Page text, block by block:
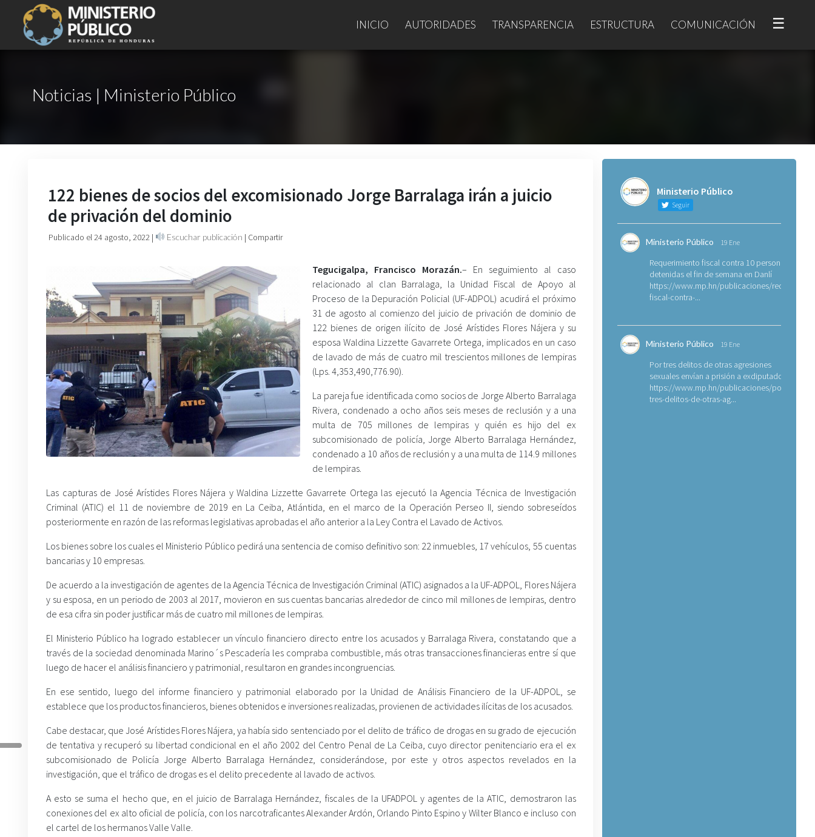
INICIO AUTORIDADES TRANSPARENCIA ESTRUCTURA COMUNICACIÓN ☰
Noticias | Ministerio Público
122 bienes de socios del excomisionado Jorge Barralaga irán a juicio
de privación del dominio
Publicado el 24 agosto, 2022 | Escuchar publicación | Compartir
Tegucigalpa, Francisco Morazán.– En seguimiento al caso
relacionado al clan Barralaga, la Unidad Fiscal de Apoyo al
Proceso de la Depuración Policial (UF-ADPOL) acudirá el próximo
31 de agosto al comienzo del juicio de privación de dominio de
122 bienes de origen ilícito de José Arístides Flores Nájera y su
esposa Waldina Lizzette Gavarrete Ortega, implicados en un caso
de lavado de más de cuatro mil trescientos millones de lempiras
(Lps. 4,353,490,776.90).
La pareja fue identificada como socios de Jorge Alberto Barralaga
Rivera, condenado a ocho años seis meses de reclusión y a una
multa de 705 millones de lempiras y quién es hijo del ex
subcomisionado de policía, Jorge Alberto Barralaga Hernández,
condenado a 10 años de reclusión y a una multa de 114.9 millones
de lempiras.
Las capturas de José Arístides Flores Nájera y Waldina Lizzette Gavarrete Ortega las ejecutó la Agencia Técnica de Investigación
Criminal (ATIC) el 11 de noviembre de 2019 en La Ceiba, Atlántida, en el marco de la Operación Perseo II, siendo sobreseídos
posteriormente en razón de las reformas legislativas aprobadas el año anterior a la Ley Contra el Lavado de Activos.
Los bienes sobre los cuales el Ministerio Público pedirá una sentencia de comiso definitivo son: 22 inmuebles, 17 vehículos, 55 cuentas
bancarias y 10 empresas.
De acuerdo a la investigación de agentes de la Agencia Técnica de Investigación Criminal (ATIC) asignados a la UF-ADPOL, Flores Nájera
y su esposa, en un periodo de 2003 al 2017, movieron en sus cuentas bancarias alrededor de cinco mil millones de lempiras, dentro
de esa cifra sin poder justificar más de cuatro mil millones de lempiras.
El Ministerio Público ha logrado establecer un vínculo financiero directo entre los acusados y Barralaga Rivera, constatando que a
través de la sociedad denominada Marino´s Pescadería les compraba combustible, más otras transacciones financieras entre sí que
luego de hacer el análisis financiero y patrimonial, resultaron en grandes incongruencias.
En ese sentido, luego del informe financiero y patrimonial elaborado por la Unidad de Análisis Financiero de la UF-ADPOL, se
establece que los productos financieros, bienes obtenidos e inversiones realizadas, provienen de actividades ilícitas de los acusados.
Cabe destacar, que José Arístides Flores Nájera, ya había sido sentenciado por el delito de tráfico de drogas en su grado de ejecución
de tentativa y recuperó su libertad condicional en el año 2002 del Centro Penal de La Ceiba, cuyo director penitenciario era el ex
subcomisionado de Policía Jorge Alberto Barralaga Hernández, considerándose, por este y otros aspectos revelados en la
investigación, que el tráfico de drogas es el delito precedente al lavado de activos.
A esto se suma el hecho que, en el juicio de Barralaga Hernández, fiscales de la UFADPOL y agentes de la ATIC, demostraron las
conexiones del ex alto oficial de policía, con los narcotraficantes Alexander Ardón, Orlando Pinto Espino y Wilter Blanco e incluso con
el cartel de los hermanos Valle Valle.
Ministerio Público
Seguir
Ministerio Público 19 Ene
Requerimiento fiscal contra 10 personas
detenidas el fin de semana en Danlí
https://www.mp.hn/publicaciones/
fiscal-contra-...
Ministerio Público 19 Ene
Por tres delitos de otras agresiones
sexuales envían a prisión a exdiputado
https://www.mp.hn/publicaciones/por-
tres-delitos-de-otras-ag...